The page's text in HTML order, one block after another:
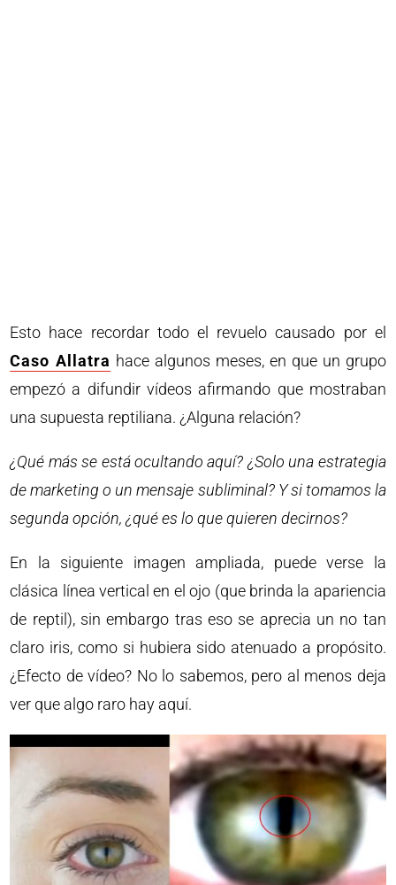
Esto hace recordar todo el revuelo causado por el
Caso Allatra hace algunos meses, en que un grupo
empezó a difundir vídeos afirmando que mostraban
una supuesta reptiliana. ¿Alguna relación?
¿Qué más se está ocultando aquí? ¿Solo una estrategia
de marketing o un mensaje subliminal? Y si tomamos la
segunda opción, ¿qué es lo que quieren decirnos?
En la siguiente imagen ampliada, puede verse la
clásica línea vertical en el ojo (que brinda la apariencia
de reptil), sin embargo tras eso se aprecia un no tan
claro iris, como si hubiera sido atenuado a propósito.
¿Efecto de vídeo? No lo sabemos, pero al menos deja
ver que algo raro hay aquí.